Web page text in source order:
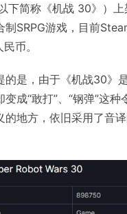
下简称《机战 30》）
制SRPG游戏，目前
币。
的是，由于《机战30》
变成“敢打”、“钢弹”这
的地方，依旧采用了音